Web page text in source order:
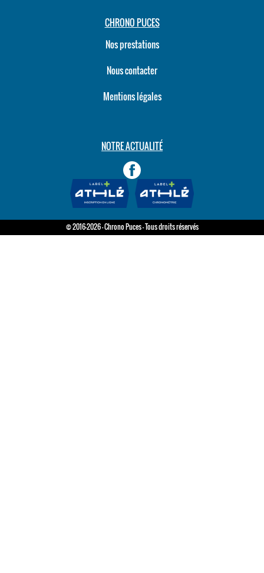
CHRONO PUCES
Nos prestations
Nous contacter
Mentions légales
NOTRE ACTUALITÉ
© 2016-2026 - Chrono Puces - Tous droits réservés